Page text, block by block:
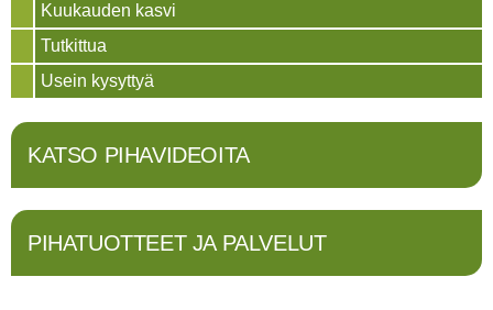
Kuukauden kasvi
Tutkittua
Usein kysyttyä
KATSO PIHAVIDEOITA
PIHATUOTTEET JA PALVELUT